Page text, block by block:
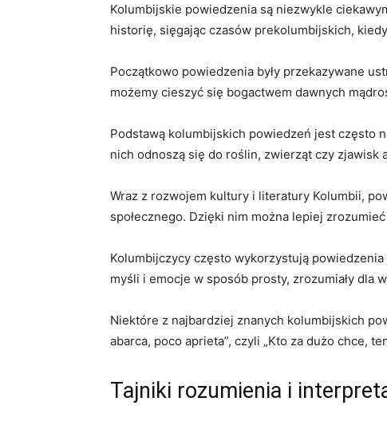
Kolumbijskie powiedzenia są​ niezwykle⁤
historię, sięgając ⁤czasów‌ prekolumbijskich,
Początkowo⁤ powiedzenia były przekazywane
możemy cieszyć ⁢się bogactwem ​dawnych
Podstawą kolumbijskich powiedzeń jest często
nich odnoszą się⁤ do roślin, zwierząt czy
Wraz z rozwojem kultury i ⁣literatury Kolumbii,
społecznego. Dzięki ⁢nim można​ lepiej
Kolumbijczycy często wykorzystują
myśli⁢ i ⁣emocje w ​sposób prosty, zrozumiały dla
Niektóre z najbardziej znanych kolumbijskich‌
abarca, poco⁢ aprieta”,‌ czyli​ „Kto‍ za dużo chce,⁤
Tajniki⁢ rozumienia i